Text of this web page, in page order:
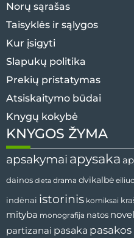
Norų sąrašas
Taisyklės ir sąlygos
Kur įsigyti
Slapukų politika
Prekių pristatymas
Atsiskaitymo būdai
Knygų kokybė
KNYGOS ŽYMA
apsakymai apysaka
dainos dieta drama dvikalbė
indėnai istorinis komiksai
mityba monografija natos
partizanai pasaka pasakos